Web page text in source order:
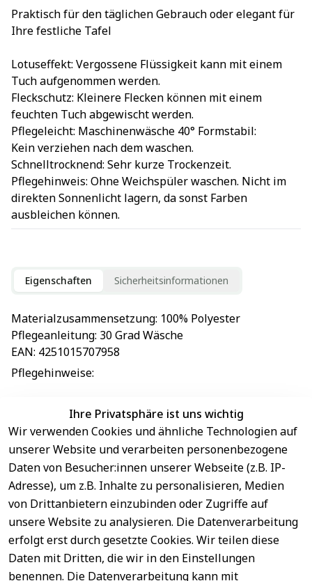
Praktisch für den täglichen Gebrauch oder elegant für
Ihre festliche Tafel
Lotuseffekt: Vergossene Flüssigkeit kann mit einem
Tuch aufgenommen werden.
Fleckschutz: Kleinere Flecken können mit einem
feuchten Tuch abgewischt werden.
Pflegeleicht: Maschinenwäsche 40° Formstabil:
Kein verziehen nach dem waschen.
Schnelltrocknend: Sehr kurze Trockenzeit.
Pflegehinweis: Ohne Weichspüler waschen. Nicht im
direkten Sonnenlicht lagern, da sonst Farben
ausbleichen können.
Eigenschaften Sicherheitsinformationen
Materialzusammensetzung: 100% Polyester
Pflegeanleitung: 30 Grad Wäsche
EAN: 4251015707958
Pflegehinweise:
EU-Verantwortliche Person - klicken Sie für Details
Ihre Privatsphäre ist uns wichtig
Wir verwenden Cookies und ähnliche Technologien auf
unserer Website und verarbeiten personenbezogene
Daten von Besucher:innen unserer Webseite (z.B. IP-
Adresse), um z.B. Inhalte zu personalisieren, Medien
von Drittanbietern einzubinden oder Zugriffe auf
unsere Website zu analysieren. Die Datenverarbeitung
erfolgt erst durch gesetzte Cookies. Wir teilen diese
Daten mit Dritten, die wir in den Einstellungen
benennen. Die Datenverarbeitung kann mit